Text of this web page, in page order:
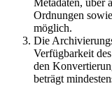
Ordnungen
möglich.
Die
Verfügbarkeit
den
beträgt